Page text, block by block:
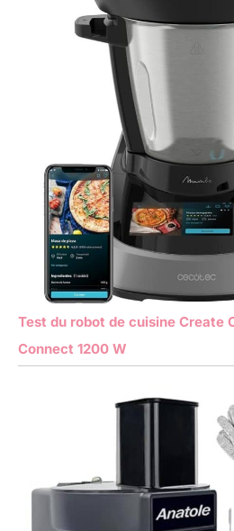
Test du robot de cuisine Create
Connect 1200 W